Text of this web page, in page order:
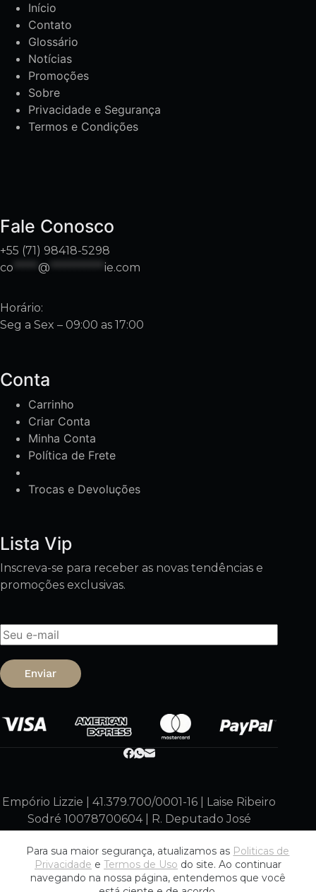
Para sua maior segurança, atualizamos as Politicas de
Privacidade e Termos de Uso do site. Ao continuar
navegando na nossa página, entendemos que você
Início
Contato
Glossário
Notícias
Promoções
Sobre
Privacidade e Segurança
Termos e Condições
Fale Conosco
+55 (71) 98418-5298
co ***** @ *********** ie.com
Horário:
Seg a Sex – 09:00 as 17:00
Conta
Carrinho
Criar Conta
Minha Conta
Política de Frete
Trocas e Devoluções
Lista Vip
Inscreva-se para receber as novas tendências e
promoções exclusivas.
Enviar
Empório Lizzie | 41.379.700/0001-16 | Laise Ribeiro
Sodré 10078700604 | R. Deputado José
42738-345